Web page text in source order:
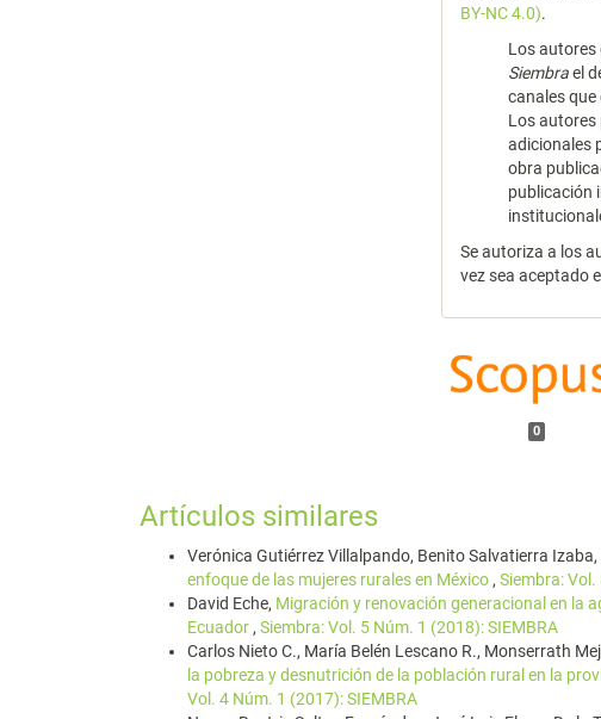
BY-NC 4.0).
Los autores
Siembrael
canales
Los autores
adicionales
obra
publicación
Se autoriza a los
vez sea aceptado
0
Artículos similares
Verónica Gutiérrez Villalpando, Benito Salvatierra
enfoque de las mujeres rurales en México , Siembra:
David Eche, Migración y renovación generacional en la
Ecuador , Siembra: Vol. 5 Núm. 1 (2018): SIEMBRA
Carlos Nieto C., María Belén Lescano R., Monserrath
la pobreza y desnutrición de la población rural en la
Vol. 4 Núm. 1 (2017): SIEMBRA